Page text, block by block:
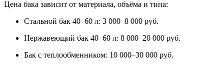
Цена бака зависит от материала, объёма и типа:
Стальной бак 40–60 л: 3 000–8 000 руб.
Нержавеющий бак 40–60 л: 8 000–20 000 руб.
Бак с теплообменником: 10 000–30 000 руб.